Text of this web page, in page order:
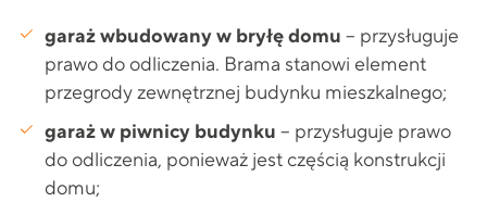
garaż wbudowany w bryłę domu – przysługuje
prawo do odliczenia. Brama stanowi element
przegrody zewnętrznej budynku mieszkalnego;
garaż w piwnicy budynku – przysługuje prawo
do odliczenia, ponieważ jest częścią konstrukcji
domu;